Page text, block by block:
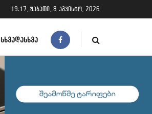
19:17, შაბათი, 8 აგვისტო, 2026
ᲡᲮᲕᲐᲓᲐᲡᲮᲕᲐ